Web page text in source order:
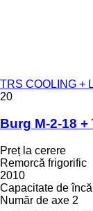
TRS COOLING +
20
Burg M-2-18 +
Preț la cerere
Remorcă frigorific
2010
Capacitate de
Număr de axe 2